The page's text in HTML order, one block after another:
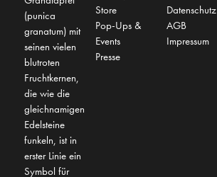
(punica
granatum) mit
seinen vielen
blutroten
Fruchtkernen,
die wie die
gleichnamigen
Edelsteine
funkeln, ist in
erster Linie ein
Symbol für
Store
Pop-Ups &
Events
Presse
Datenschutz
AGB
Impressum